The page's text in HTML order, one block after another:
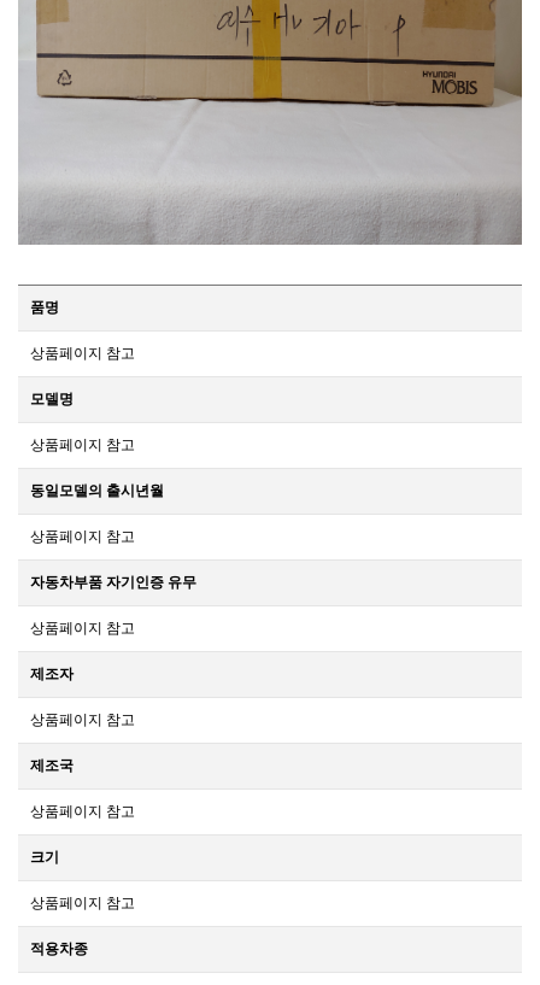
품명
상품페이지 참고
모델명
상품페이지 참고
동일모델의 출시년월
상품페이지 참고
자동차부품 자기인증 유무
상품페이지 참고
제조자
상품페이지 참고
제조국
상품페이지 참고
크기
상품페이지 참고
적용차종